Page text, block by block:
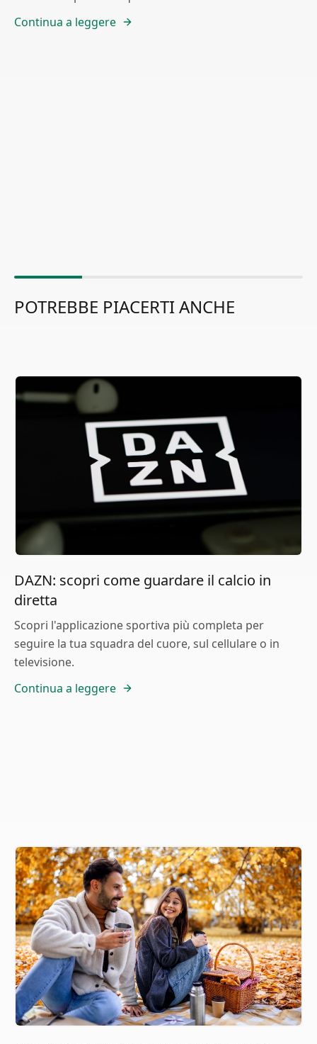
Continua a leggere
POTREBBE PIACERTI ANCHE
DAZN: scopri come guardare il calcio in
diretta
Scopri l'applicazione sportiva più completa per
seguire la tua squadra del cuore, sul cellulare o in
televisione.
Continua a leggere